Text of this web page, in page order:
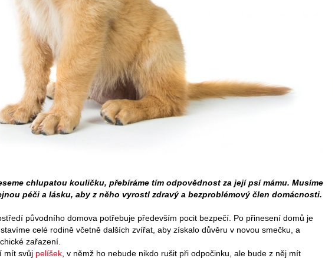
chlupatou kouličku, přebíráme tím odpovědnost za její psí mámu. Musíme
péči a lásku, aby z něho vyrostl zdravý a bezproblémový člen domácnosti.
původního domova potřebuje především pocit bezpečí. Po přinesení domů je
celé rodině včetně dalších zvířat, aby získalo důvěru v novou smečku, a
zařazení.
mít svůj pelíšek , v němž ho nebude nikdo rušit při odpočinku, ale bude z něj mít